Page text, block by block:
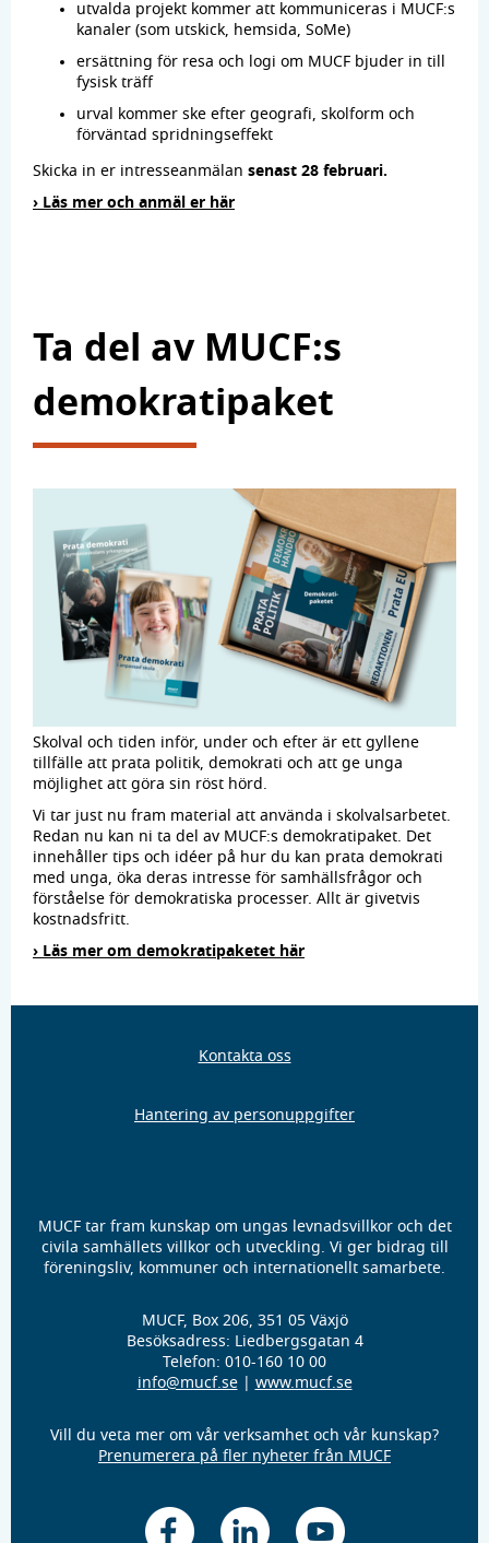
utvalda projekt kommer att kommuniceras i MUCF:s
kanaler (som utskick, hemsida, SoMe)
ersättning för resa och logi om MUCF bjuder in till
fysisk träff
urval kommer ske efter geografi, skolform och
förväntad spridningseffekt
Skicka in er intresseanmälan senast 28 februari.
› Läs mer och anmäl er här
Ta del av MUCF:s
demokratipaket
Skolval och tiden inför, under och efter är ett gyllene
tillfälle att prata politik, demokrati och att ge unga
möjlighet att göra sin röst hörd.
Vi tar just nu fram material att använda i skolvalsarbetet.
Redan nu kan ni ta del av MUCF:s demokratipaket. Det
innehåller tips och idéer på hur du kan prata demokrati
med unga, öka deras intresse för samhällsfrågor och
förståelse för demokratiska processer. Allt är givetvis
kostnadsfritt.
› Läs mer om demokratipaketet här
Kontakta oss
Hantering av personuppgifter
MUCF tar fram kunskap om ungas levnadsvillkor och det
civila samhällets villkor och utveckling. Vi ger bidrag till
föreningsliv, kommuner och internationellt samarbete.
MUCF, Box 206, 351 05 Växjö
Besöksadress: Liedbergsgatan 4
Telefon: 010-160 10 00
info@mucf.se| www.mucf.se
Vill du veta mer om vår verksamhet och vår kunskap?
Prenumerera på fler nyheter från MUCF